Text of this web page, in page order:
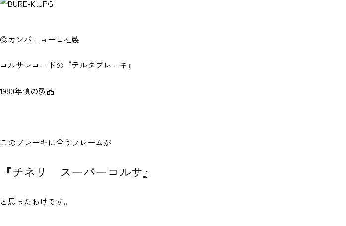
◎カンパニョーロ社製
コルサレコードの『デルタブレーキ』
1980年頃の製品
このブレーキに合うフレームが
『チネリ スーパーコルサ』
と思ったわけです。